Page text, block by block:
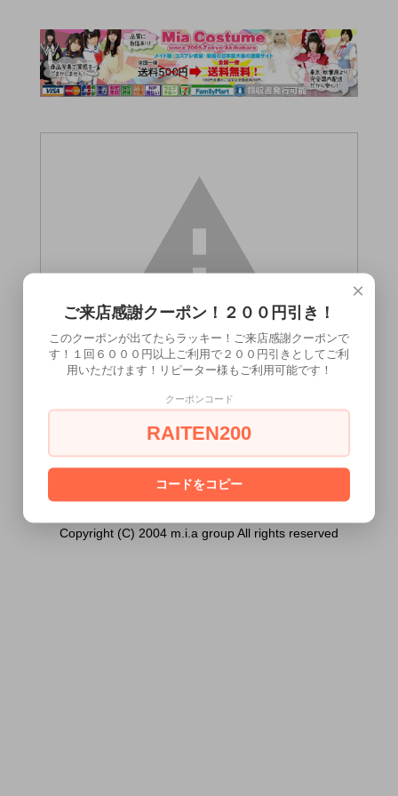
未満の方には販売できません。
あなたは18歳以上ですか？
[ はい ] [ いいえ ]
Copyright (C) 2004 m.i.a group All rights reserved
×
ご来店感謝クーポン！２００円引き！
このクーポンが出てたらラッキー！ご来店感謝クーポンで
す！１回６０００円以上ご利用で２００円引きとしてご利
用いただけます！リピーター様もご利用可能です！
クーポンコード
RAITEN200
コードをコピー